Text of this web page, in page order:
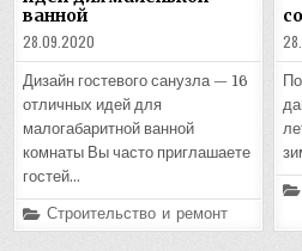
ванной
28.09.2020
Дизайн гостевого санузла — 16
отличных идей для
малогабаритной ванной
комнаты Вы часто приглашаете
гостей…
Posted
in
Строительство и ремонт